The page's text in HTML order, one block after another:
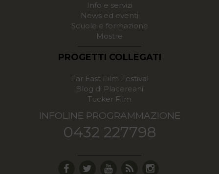
Info e servizi
News ed eventi
Scuole e formazione
Mostre
PROGETTI COLLEGATI
Far East Film Festival
Blog di Placereani
Tucker Film
INFOLINE PROGRAMMAZIONE
0432 227798